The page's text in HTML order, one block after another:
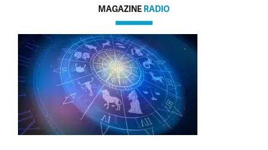
MAGAZINE RADIO